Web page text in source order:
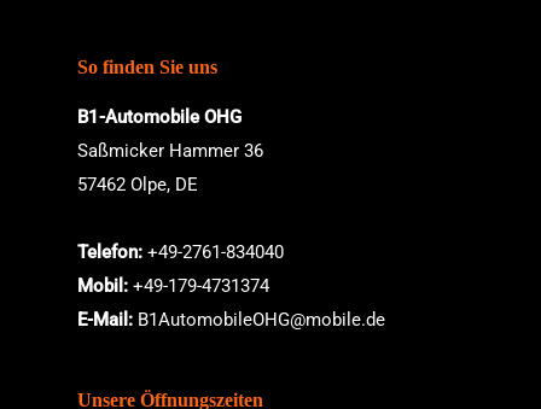
So finden Sie uns
B1-Automobile OHG
Saßmicker Hammer 36
57462 Olpe, DE
Telefon: +49-2761-834040
Mobil: +49-179-4731374
E-Mail: B1AutomobileOHG@mobile.de
Unsere Öffnungszeiten